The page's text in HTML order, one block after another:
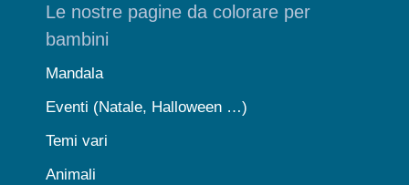
Le nostre pagine da colorare per
bambini
Mandala
Eventi (Natale, Halloween …)
Temi vari
Animali